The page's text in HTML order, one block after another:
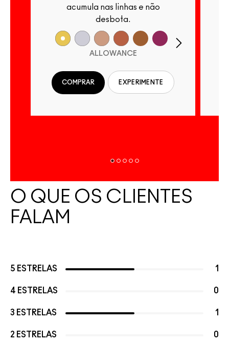
acumula nas linhas e não
desbota.
ALLOWANCE
COMPRAR EXPERIMENTE
O QUE OS CLIENTES
FALAM
5 ESTRELAS 1
4 ESTRELAS 0
3 ESTRELAS 1
2 ESTRELAS 0